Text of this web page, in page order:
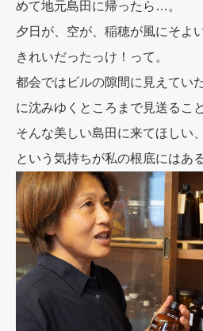
めて地元島田に帰ったら…。
夕日が、空が、稲穂が風にそよ
きれいだったっけ！って。
都会ではビルの隙間に見えてい
に沈みゆくところまで見送るこ
そんな美しい島田に来てほしい
という気持ちが私の根底にはあ